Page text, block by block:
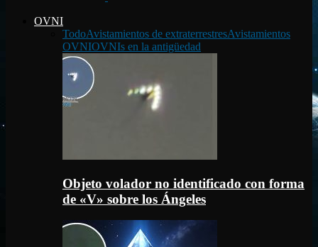
OVNI
TodoAvistamientos de extraterrestresAvistamientos
OVNIOVNIs en la antigüedad
Objeto volador no identificado con forma
de «V» sobre los Ángeles